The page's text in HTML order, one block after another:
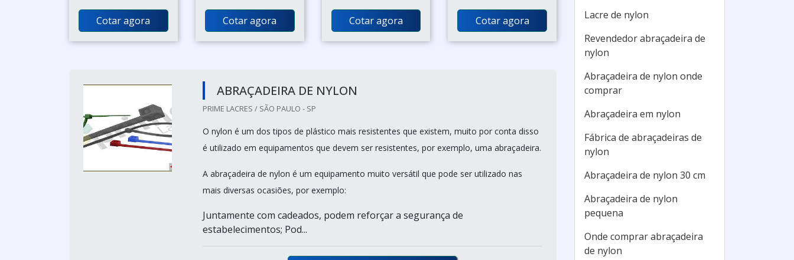
Cotar agora Cotar agora Cotar agora Cotar agora
ABRAÇADEIRA DE NYLON
PRIME LACRES / SÃO PAULO - SP
O nylon é um dos tipos de plástico mais resistentes que existem, muito por conta disso
é utilizado em equipamentos que devem ser resistentes, por exemplo, uma abraçadeira.
A abraçadeira de nylon é um equipamento muito versátil que pode ser utilizado nas
mais diversas ocasiões, por exemplo:
Juntamente com cadeados, podem reforçar a segurança de
estabelecimentos; Pod...
Lacre de nylon
Revendedor abraçadeira de
nylon
Abraçadeira de nylon onde
comprar
Abraçadeira em nylon
Fábrica de abraçadeiras de
nylon
Abraçadeira de nylon 30 cm
Abraçadeira de nylon
pequena
Onde comprar abraçadeira
de nylon